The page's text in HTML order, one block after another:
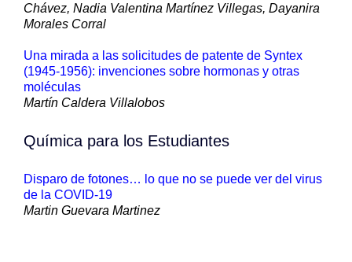
Chávez, Nadia Valentina Martínez Villegas, Dayanira
Morales Corral
Una mirada a las solicitudes de patente de Syntex
(1945-1956): invenciones sobre hormonas y otras
moléculas
Martín Caldera Villalobos
Química para los Estudiantes
Disparo de fotones… lo que no se puede ver del virus
de la COVID-19
Martin Guevara Martinez